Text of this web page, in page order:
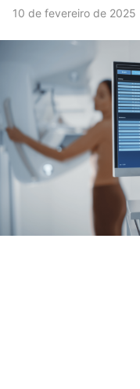
10 de fevereiro de 2025